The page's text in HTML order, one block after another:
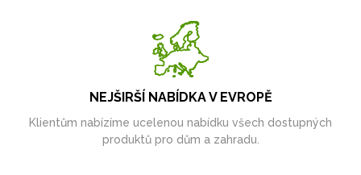
NEJŠIRŠÍ NABÍDKA V EVROPĚ
Klientům nabízíme ucelenou nabídku všech dostupných
produktů pro dům a zahradu.